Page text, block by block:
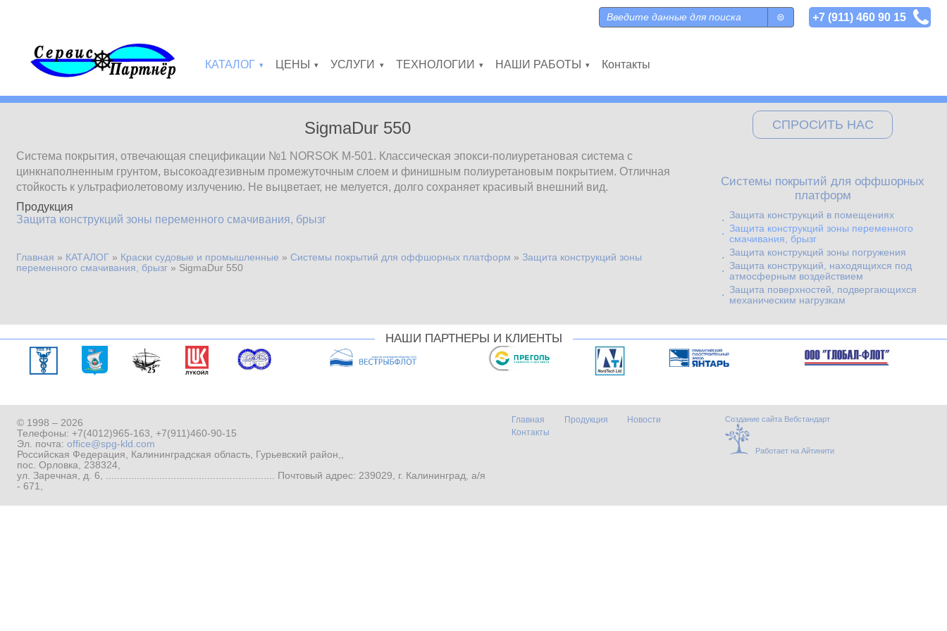
Форма поиска
Поиск +7 (911) 460 90 15
КАТАЛОГ ЦЕНЫ УСЛУГИ ТЕХНОЛОГИИ НАШИ РАБОТЫ Контакты
SigmaDur 550
Система покрытия, отвечающая спецификации №1 NORSOK M-501. Классическая эпокси-полиуретановая система с
цинкнаполненным грунтом, высокоадгезивным промежуточным слоем и финишным полиуретановым покрытием. Отличная
стойкость к ультрафиолетовому излучению. Не выцветает, не мелуется, долго сохраняет красивый внешний вид.
Продукция
Защита конструкций зоны переменного смачивания, брызг
Вы здесь
Главная » КАТАЛОГ » Краски судовые и промышленные »Системы покрытий для оффшорных платформ » Защита конструкций зоны
переменного смачивания, брызг » SigmaDur 550
СПРОСИТЬ НАС
Системы покрытий для оффшорных
платформ
Защита конструкций в помещениях
Защита конструкций зоны переменного
смачивания, брызг
Защита конструкций зоны погружения
Защита конструкций, находящихся под
атмосферным воздействием
Защита поверхностей, подвергающихся
механическим нагрузкам
НАШИ ПАРТНЕРЫ И КЛИЕНТЫ
© 1998 – 2026
Телефоны: +7(4012)965-163, +7(911)460-90-15
Эл. почта: office@spg-kld.com
Российская Федерация, Калининградская область, Гурьевский район,,
пос. Орловка, 238324,
ул. Заречная, д. 6, ............................................................ Почтовый адрес: 239029, г. Калининград, а/я
- 671,
Главная Продукция
Новости
Контакты
Создание сайта Вебстандарт
Работает на Айтинити